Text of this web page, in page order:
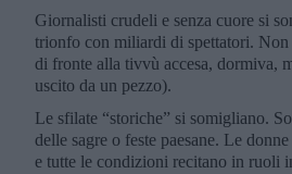
Giornalisti crudeli e senza cuore si
trionfo con miliardi di spettatori. Non
di fronte alla tivvù accesa, dormiva,
uscito da un pezzo).
Le sfilate “storiche” si somigliano.
delle sagre o feste paesane. Le
e tutte le condizioni recitano in ruoli